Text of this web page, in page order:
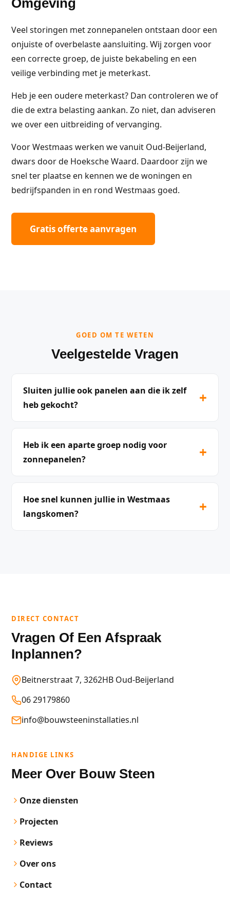
Omgeving
Veel storingen met zonnepanelen ontstaan door een
onjuiste of overbelaste aansluiting. Wij zorgen voor
een correcte groep, de juiste bekabeling en een
veilige verbinding met je meterkast.
Heb je een oudere meterkast? Dan controleren we of
die de extra belasting aankan. Zo niet, dan adviseren
we over een uitbreiding of vervanging.
Voor Westmaas werken we vanuit Oud-Beijerland,
dwars door de Hoeksche Waard. Daardoor zijn we
snel ter plaatse en kennen we de woningen en
bedrijfspanden in en rond Westmaas goed.
Gratis offerte aanvragen
GOED OM TE WETEN
Veelgestelde Vragen
Sluiten jullie ook panelen aan die ik zelf
heb gekocht?
+
Heb ik een aparte groep nodig voor
zonnepanelen?
+
Hoe snel kunnen jullie in Westmaas
langskomen?
+
DIRECT CONTACT
Vragen Of Een Afspraak
Inplannen?
Beitnerstraat 7, 3262HB Oud-Beijerland
06 29179860
info@bouwsteeninstallaties.nl
HANDIGE LINKS
Meer Over Bouw Steen
Onze diensten
Projecten
Reviews
Over ons
Contact